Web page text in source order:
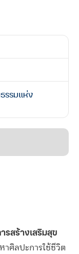
รรมแห่ง
สร้างเสริมสุข
าศิลปะการใช้ชีวิต